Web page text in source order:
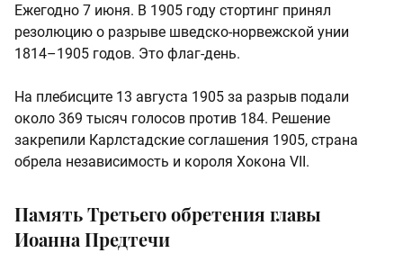
Ежегодно 7 июня. В 1905 году стортинг принял
резолюцию о разрыве шведско-норвежской унии
1814–1905 годов. Это флаг-день.
На плебисците 13 августа 1905 за разрыв подали
около 369 тысяч голосов против 184. Решение
закрепили Карлстадские соглашения 1905, страна
обрела независимость и короля Хокона VII.
Память Третьего обретения главы
Иоанна Предтечи